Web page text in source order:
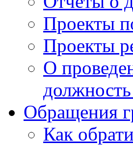
Проекты
Проекты
О
Обращения
Как